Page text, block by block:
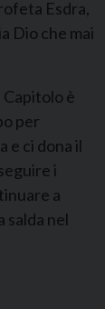
Esdra,
Dio che mai
Capitolo è
per
e ci dona il
i
a
salda nel